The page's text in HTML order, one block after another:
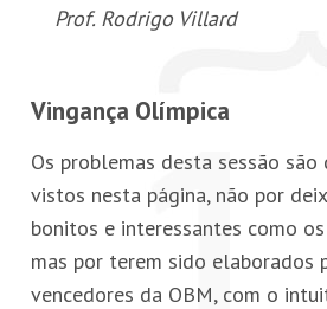
Prof. Rodrigo Villard
Vingança Olímpica
Os problemas desta sessão
vistos nesta página, não por
bonitos e interessantes como
mas por terem sido elaborados
vencedores da OBM, com o